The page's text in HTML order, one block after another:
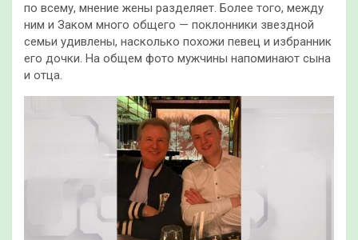
по всему, мнение жены разделяет. Более того, между
ним и Заком много общего — поклонники звездной
семьи удивлены, насколько похожи певец и избранник
его дочки. На общем фото мужчины напоминают сына
и отца.